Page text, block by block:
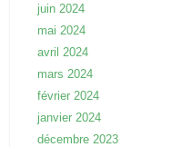
juin 2024
mai 2024
avril 2024
mars 2024
février 2024
janvier 2024
décembre 2023